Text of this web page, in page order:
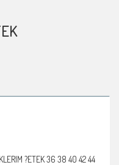
?ETEK 36 38 40 42 44